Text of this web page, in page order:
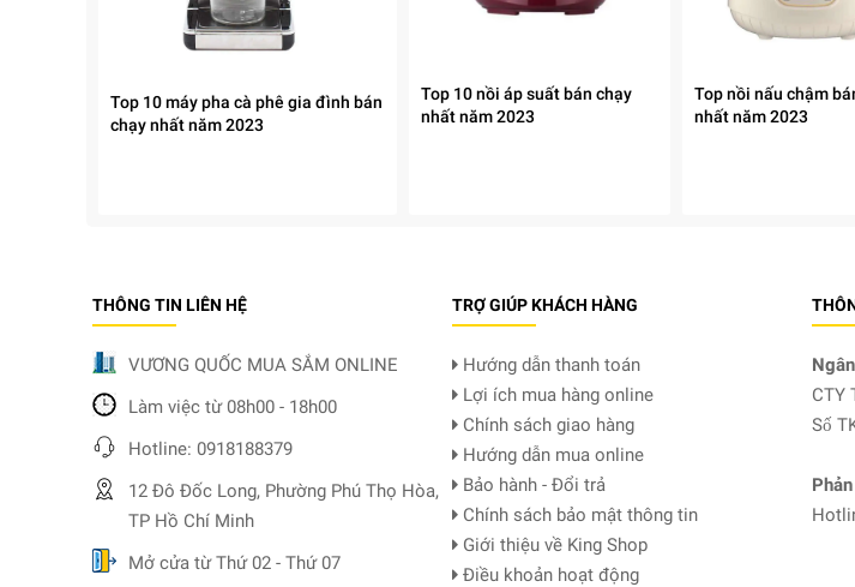
Top 10 máy pha cà phê gia đình bán
chạy nhất năm 2023
Top 10 nồi áp suất bán chạy
nhất năm 2023
Top nồi nấu chậm
nhất năm 2023
THÔNG TIN LIÊN HỆ
VƯƠNG QUỐC MUA SẮM ONLINE
Làm việc từ 08h00 - 18h00
Hotline: 0918188379
12 Đô Đốc Long, Phường Phú Thọ Hòa,
TP Hồ Chí Minh
Mở cửa từ Thứ 02 - Thứ 07
TRỢ GIÚP KHÁCH HÀNG
Hướng dẫn thanh toán
Lợi ích mua hàng online
Chính sách giao hàng
Hướng dẫn mua online
Bảo hành - Đổi trả
Chính sách bảo mật thông tin
Giới thiệu về King Shop
Điều khoản hoạt động
CTY
Số